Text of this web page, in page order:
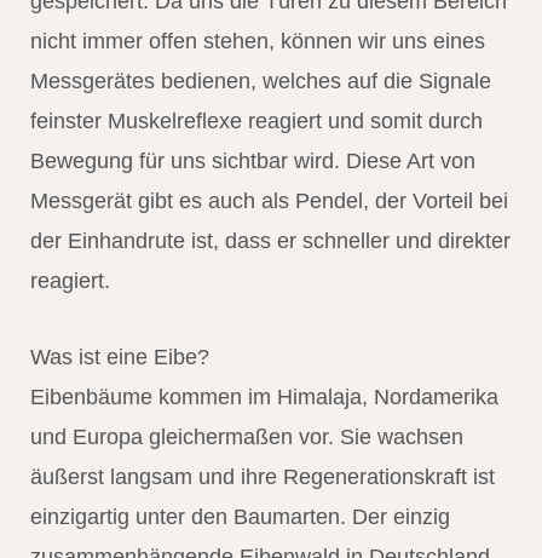
nicht immer offen stehen, können wir uns eines
Messgerätes bedienen, welches auf die Signale
feinster Muskelreflexe reagiert und somit durch
Bewegung für uns sichtbar wird. Diese Art von
Messgerät gibt es auch als Pendel, der Vorteil bei
der Einhandrute ist, dass er schneller und direkter
reagiert.
Was ist eine Eibe?
Eibenbäume kommen im Himalaja, Nordamerika
und Europa gleichermaßen vor. Sie wachsen
äußerst langsam und ihre Regenerationskraft ist
einzigartig unter den Baumarten. Der einzig